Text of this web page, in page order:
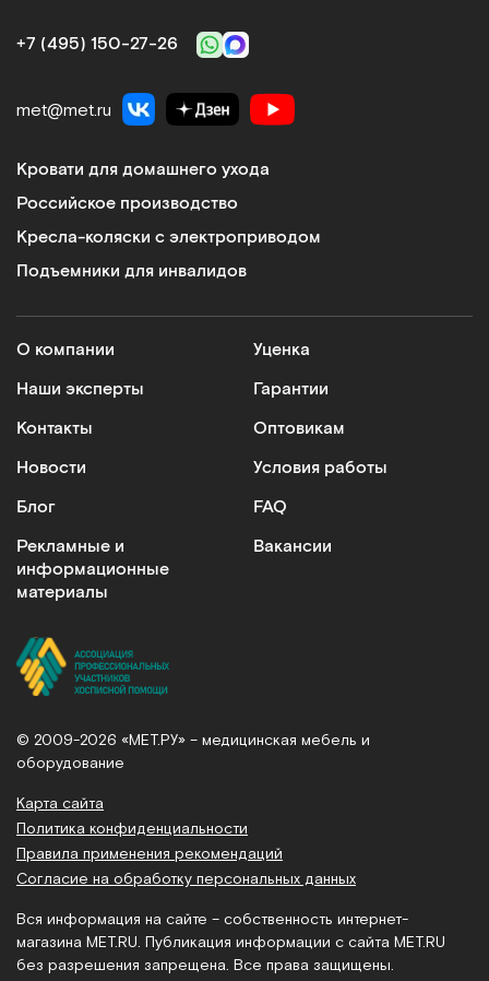
+7 (495) 150‑27‑26
met@met.ru
Кровати для домашнего ухода
Российское производство
Кресла-коляски с электроприводом
Подъемники для инвалидов
О компании
Наши эксперты
Контакты
Новости
Блог
Рекламные и
информационные
материалы
Уценка
Гарантии
Оптовикам
Условия работы
FAQ
Вакансии
© 2009-2026 «МЕТ.РУ» – медицинская мебель и
оборудование
Карта сайта
Политика конфиденциальности
Правила применения рекомендаций
Согласие на обработку персональных данных
Вся информация на сайте – собственность интернет-
магазина MET.RU. Публикация информации с сайта MET.RU
без разрешения запрещена. Все права защищены.